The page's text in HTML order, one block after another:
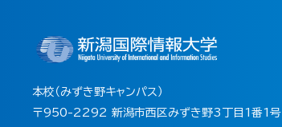
本校（みずき野キャンパス）
〒950-2292 新潟市西区みずき野3丁目1番1号